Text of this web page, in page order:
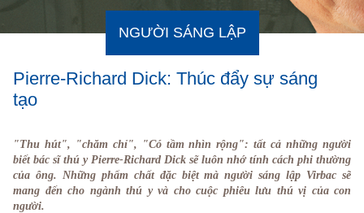
NGƯỜI SÁNG LẬP
Pierre-Richard Dick: Thúc đẩy sự sáng
tạo
"Thu hút", "chăm chỉ", "Có tầm nhìn rộng": tất cả những người
biết bác sĩ thú y Pierre-Richard Dick sẽ luôn nhớ tính cách phi thường
của ông. Những phẩm chất đặc biệt mà người sáng lập Virbac sẽ
mang đến cho ngành thú y và cho cuộc phiêu lưu thú vị của con
người.